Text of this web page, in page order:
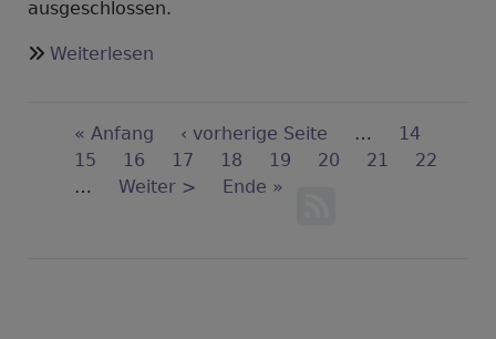
ausgeschlossen.
Weiterlesen
der
Stadtkirche
Seitennummerierung
First
page
« Anfang
Vorherige
Seite
‹ vorherige Seite … Seite
14
Seite
15 Seite
16 Seite
17
Aktuelle
Seite
18 Seite
19 Seite
20 Seite
21 Seite
22
…
Nächste
Weiter >
Last
Ende »